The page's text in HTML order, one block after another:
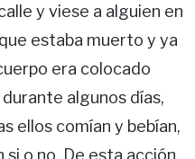
y viese a alguien en
estaba muerto y ya
era colocado
algunos días,
ellos comían y bebían,
o no. De esta acción